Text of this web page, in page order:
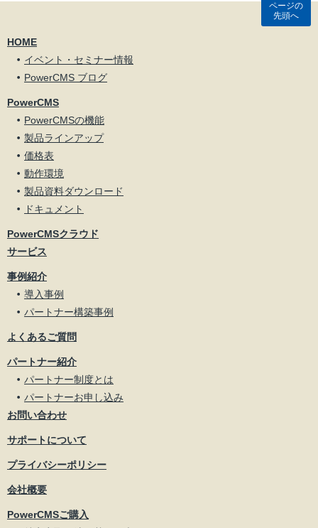
ページの
先頭へ
HOME
イベント・セミナー情報
PowerCMS ブログ
PowerCMS
PowerCMSの機能
製品ラインアップ
価格表
動作環境
製品資料ダウンロード
ドキュメント
PowerCMSクラウド
サービス
事例紹介
導入事例
パートナー構築事例
よくあるご質問
パートナー紹介
パートナー制度とは
パートナーお申し込み
お問い合わせ
サポートについて
プライバシーポリシー
会社概要
PowerCMSご購入